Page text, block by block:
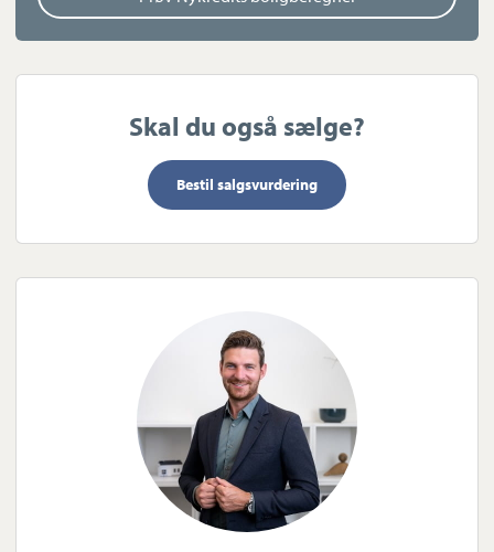
Skal du også sælge?
Bestil salgsvurdering